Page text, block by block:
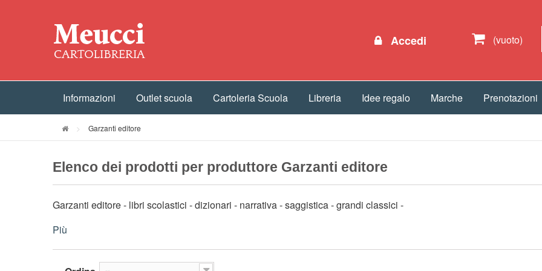
Accedi (vuoto)
Informazioni Outlet scuola Cartoleria Scuola Libreria Idee regalo Marche Prenotazioni
> Garzanti editore
Elenco dei prodotti per produttore Garzanti editore
Garzanti editore - libri scolastici - dizionari - narrativa - saggistica - grandi classici -
Più